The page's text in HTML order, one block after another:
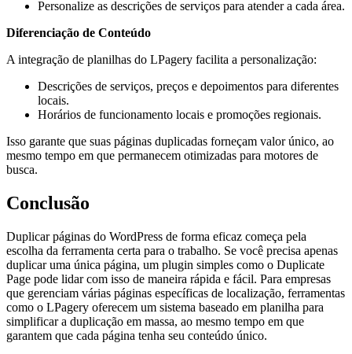
Personalize as descrições de serviços para atender a cada área.
Diferenciação de Conteúdo
A integração de planilhas do LPagery facilita a personalização:
Descrições de serviços, preços e depoimentos para diferentes
locais.
Horários de funcionamento locais e promoções regionais.
Isso garante que suas páginas duplicadas forneçam valor único, ao
mesmo tempo em que permanecem otimizadas para motores de
busca.
Conclusão
Duplicar páginas do WordPress de forma eficaz começa pela
escolha da ferramenta certa para o trabalho. Se você precisa apenas
duplicar uma única página, um plugin simples como o Duplicate
Page pode lidar com isso de maneira rápida e fácil. Para empresas
que gerenciam várias páginas específicas de localização, ferramentas
como o LPagery oferecem um sistema baseado em planilha para
simplificar a duplicação em massa, ao mesmo tempo em que
garantem que cada página tenha seu conteúdo único.